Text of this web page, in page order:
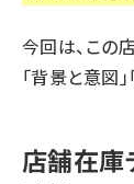
今回は、この
「背景と意図
店舗在庫